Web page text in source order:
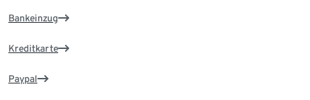
Bankeinzug
Kreditkarte
Paypal